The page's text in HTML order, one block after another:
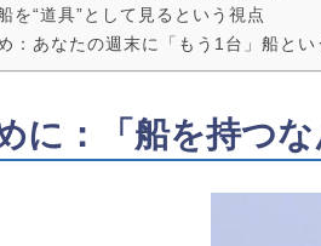
を“道具”として見るという視点
：あなたの週末に「もう1台」船とい
に：「船を持つ